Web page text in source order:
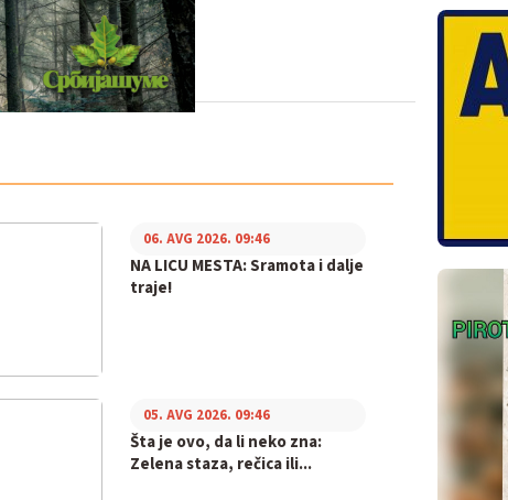
NA LICU MESTA: Sramota i dalje
traje!
06. AVG 2026. 09:46
Šta je ovo, da li neko zna:
Zelena staza, rečica ili...
05. AVG 2026. 09:46